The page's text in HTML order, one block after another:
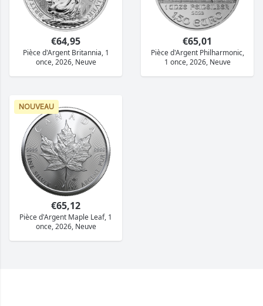
€64,95
Pièce d'Argent Britannia, 1
once, 2026, Neuve
€65,01
Pièce d'Argent Philharmonic,
1 once, 2026, Neuve
NOUVEAU
€65,12
Pièce d'Argent Maple Leaf, 1
once, 2026, Neuve